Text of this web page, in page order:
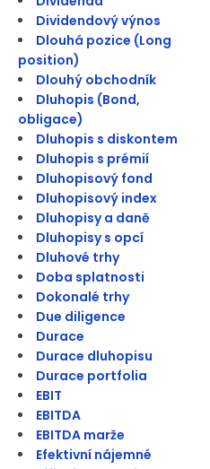
Dividendový výnos
Dlouhá pozice (Long
position)
Dlouhý obchodník
Dluhopis (Bond,
obligace)
Dluhopis s diskontem
Dluhopis s prémií
Dluhopisový fond
Dluhopisový index
Dluhopisy a daně
Dluhopisy s opcí
Dluhové trhy
Doba splatnosti
Dokonalé trhy
Due diligence
Durace
Durace dluhopisu
Durace portfolia
EBIT
EBITDA
EBITDA marže
Efektivní nájemné